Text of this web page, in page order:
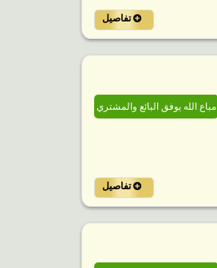
تفاصيل
مباع الله يوفق البائع والمشتري
تفاصيل